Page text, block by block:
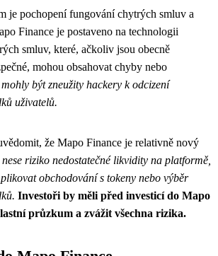
je pochopení fungování chytrých smluv a
Finance je postaveno na technologii
smluv, které, ačkoliv jsou obecně
mohou obsahovat chyby nebo
být zneužity hackery k odcizení
uživatelů.
že Mapo Finance je relativně nový
nese riziko nedostatečné likvidity na platformě,
obchodování s tokeny nebo výběr
Investoři by měli před investicí do Mapo
průzkum a zvážit všechna rizika.